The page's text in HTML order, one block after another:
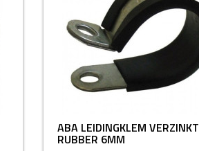
ABA LEIDINGKLEM VERZINKT
RUBBER 6MM